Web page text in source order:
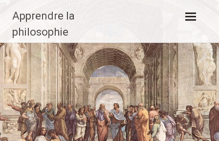
contenu
principal
Apprendre la
philosophie